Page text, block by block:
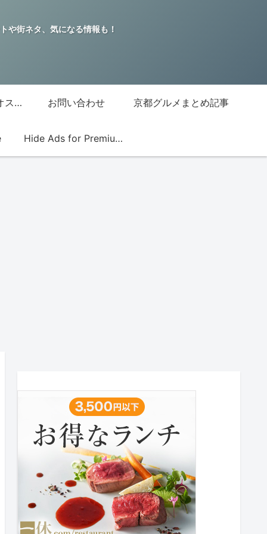
や街ネタ、気になる情報も！
グッチジャパン的オススメ店 お問い合わせ 京都グルメまとめ記事
Hide Ads for Premium Members